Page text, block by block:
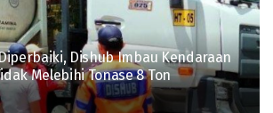
Dishub Imbau Kendaraan
Melebihi Tonase 8 Ton